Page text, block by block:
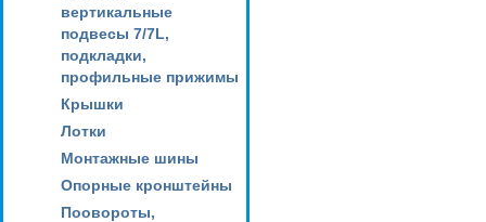
вертикальные
подвесы 7/7L,
подкладки,
профильные прижимы
Крышки
Лотки
Монтажные шины
Опорные кронштейны
Поовороты,